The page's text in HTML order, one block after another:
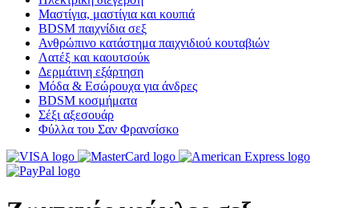
Μαστίγια, μαστίγια και κουπιά
BDSM παιχνίδια σεξ
Ανθρώπινο κατάστημα παιχνιδιού κουταβιών
Λατέξ και καουτσούκ
Δερμάτινη εξάρτηση
Μόδα & Εσώρουχα για άνδρες
BDSM κοσμήματα
Σέξι αξεσουάρ
Φύλλα του Σαν Φρανσίσκο